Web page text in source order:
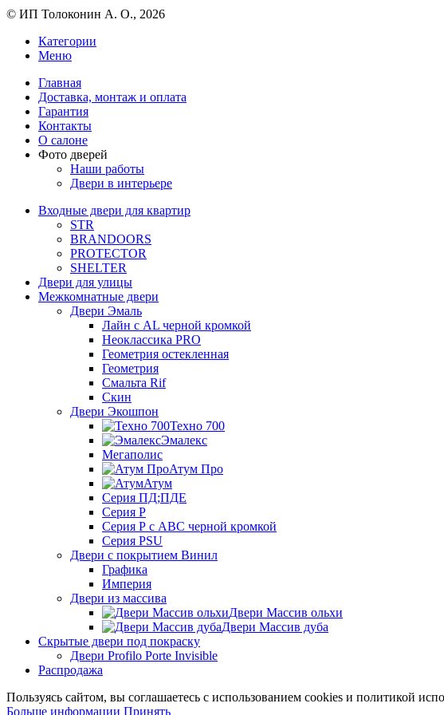
© ИП Толоконин А. О., 2026
Категории
Меню
Главная
Доставка, монтаж и оплата
Гарантия
Контакты
О салоне
Фото дверей
Наши работы
Двери в интерьере
Входные двери для квартир
STR
BRANDOORS
PROTECTOR
SHELTER
Двери для улицы
Межкомнатные двери
Двери Эмаль
Лайн с AL черной кромкой
Неоклассика PRO
Геометрия остекленная
Геометрия
Смальта Rif
Скин
Двери Экошпон
Техно 700
Эмалекс
Мегаполис
Атум Про
Атум
Серия ПД;ПДЕ
Серия Р
Серия Р с АВС черной кромкой
Серия PSU
Двери с покрытием Винил
Графика
Империя
Двери из массива
Двери Массив ольхи
Двери Массив дуба
Скрытые двери под покраску
Двери Profilo Porte Invisible
Распродажа
Пользуясь сайтом, вы соглашаетесь с использованием cookies и политикой
Больше информации Больше
Принять